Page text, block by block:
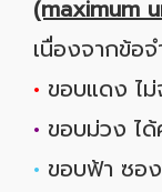
(maximum
เนื่องจากข้อ
• ขอบแดง ไ
• ขอบม่วง ไ
• ขอบฟ้า ซอ